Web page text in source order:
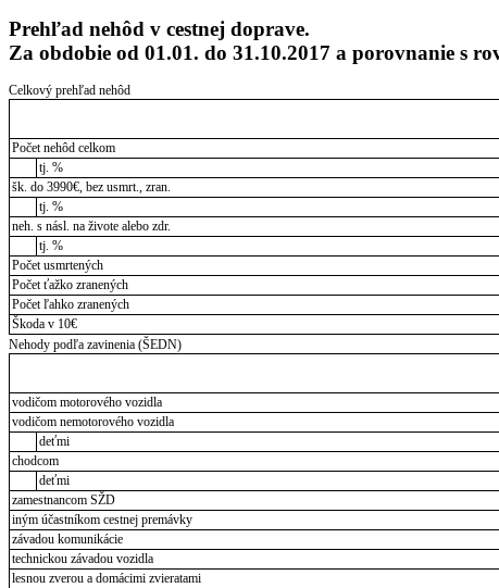
Prehľad nehôd v cestnej doprave.
Za obdobie od 01.01. do 31.10.2017 a porovnanie s
Celkový prehľad nehôd
Počet nehôd celkom
tj. %
šk. do 3990€, bez usmrt., zran.
tj. %
neh. s násl. na živote alebo zdr.
tj. %
Počet usmrtených
Počet ťažko zranených
Počet ľahko zranených
Škoda v 10€
Nehody podľa zavinenia (ŠEDN)
vodičom motorového vozidla
vodičom nemotorového vozidla
deťmi
chodcom
deťmi
zamestnancom SŽD
iným účastníkom cestnej premávky
závadou komunikácie
technickou závadou vozidla
lesnou zverou a domácimi zvieratami